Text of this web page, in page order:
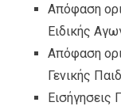
Απόφαση
Ειδικής
Απόφαση
Γενικής
Εισήγησεις